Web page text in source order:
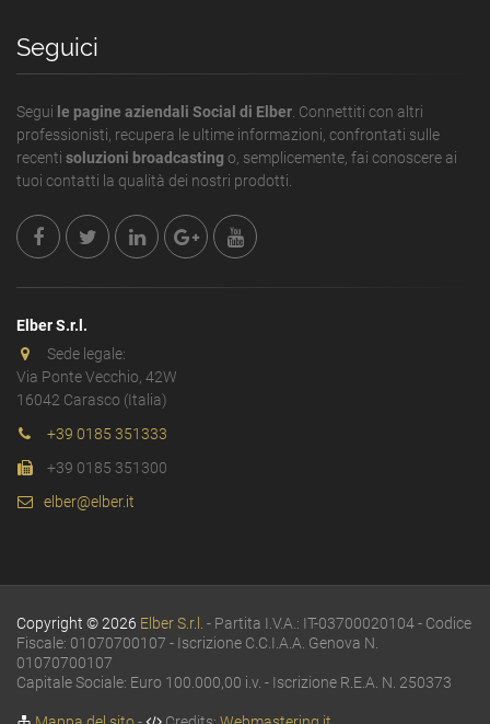
Seguici
Segui le pagine aziendali Social di Elber. Connettiti con altri
professionisti, recupera le ultime informazioni, confrontati sulle
recenti soluzioni broadcasting o, semplicemente, fai conoscere ai
tuoi contatti la qualità dei nostri prodotti.
Elber S.r.l.
Sede legale:
Via Ponte Vecchio, 42W
16042 Carasco (Italia)
+39 0185 351333
+39 0185 351300
elber@elber.it
Copyright © 2026 Elber S.r.l. - Partita I.V.A.: IT-03700020104 - Codice
Fiscale: 01070700107 - Iscrizione C.C.I.A.A. Genova N.
01070700107
Capitale Sociale: Euro 100.000,00 i.v. - Iscrizione R.E.A. N. 250373